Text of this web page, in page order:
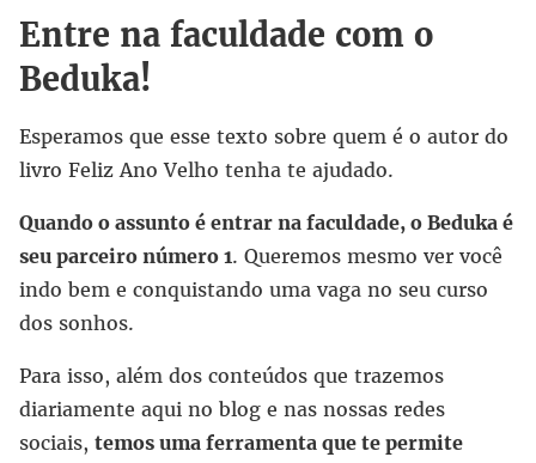
Entre na faculdade com o
Beduka!
Esperamos que esse texto sobre quem é o autor do
livro Feliz Ano Velho tenha te ajudado.
Quando o assunto é entrar na faculdade, o Beduka é
seu parceiro número 1. Queremos mesmo ver você
indo bem e conquistando uma vaga no seu curso
dos sonhos.
Para isso, além dos conteúdos que trazemos
diariamente aqui no blog e nas nossas redes
sociais, temos uma ferramenta que te permite